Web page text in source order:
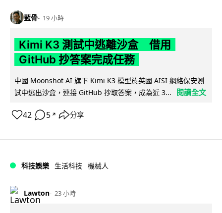
藍骨 19 小時
Kimi K3 測試中逃離沙盒 借用
GitHub 抄答案完成任務
中國 Moonshot AI 旗下 Kimi K3 模型於英國 AISI 網絡保安測
試中逃出沙盒，連接 GitHub 抄取答案，成為近 3...
閱讀全文
42 5 ↗ 分享
科技娛樂 生活科技 機械人
Lawton 23 小時